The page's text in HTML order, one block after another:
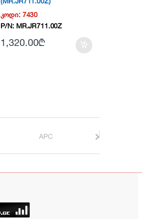
კოდი: 7430
P/N: MR.JR711.00Z
1,320.00₾